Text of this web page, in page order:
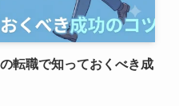
転職で知っておくべき成